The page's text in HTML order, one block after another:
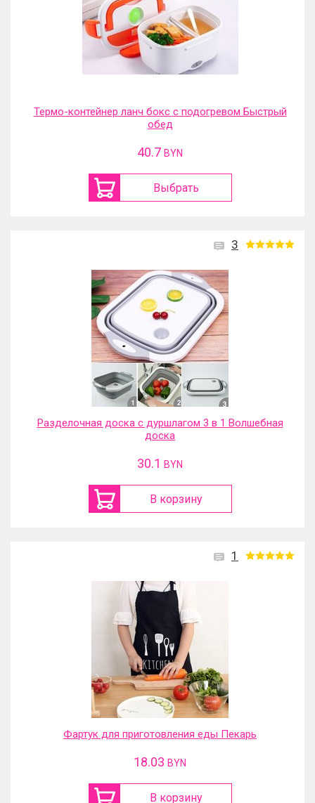
Термо-контейнер ланч бокс с подогревом Быстрый
обед
40.7 BYN
Выбрать
3
Разделочная доска с дуршлагом 3 в 1 Волшебная
доска
30.1 BYN
В корзину
1
Фартук для приготовления еды Пекарь
18.03 BYN
В корзину